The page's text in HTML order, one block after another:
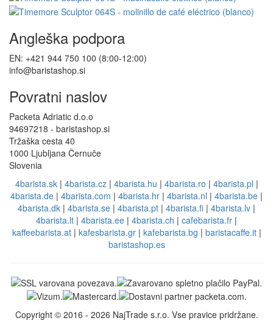
Angleška podpora
EN: +421 944 750 100 (8:00-12:00)
info@baristashop.si
Povratni naslov
Packeta Adriatic d.o.o
94697218 - baristashop.si
Tržaška cesta 40
1000 Ljubljana Černuče
Slovenia
4barista.sk| 4barista.cz| 4barista.hu | 4barista.ro | 4barista.pl |
4barista.de | 4barista.com | 4barista.hr | 4barista.nl | 4barista.be |
4barista.dk | 4barista.se | 4barista.pt | 4barista.fi | 4barista.lv |
4barista.lt | 4barista.ee | 4barista.ch | cafebarista.fr |
kaffeebarista.at| kafesbarista.gr| kafebarista.bg | baristacaffe.it|
baristashop.es
Copyright © 2016 - 2026 NajTrade s.r.o. Vse pravice pridržane.